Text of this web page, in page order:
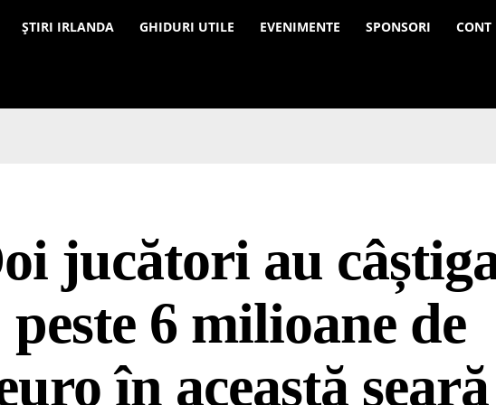
ȘTIRI IRLANDA GHIDURI UTILE EVENIMENTE SPONSORI CONT
jucători au
peste 6 milioane de
în această seară